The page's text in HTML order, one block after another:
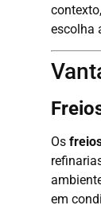
escolha
Os
em